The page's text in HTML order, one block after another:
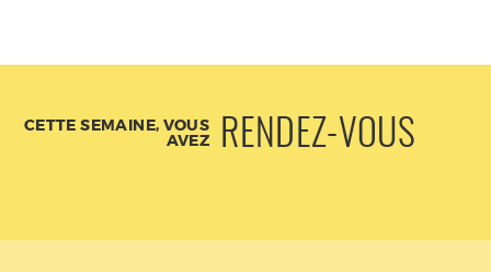
CETTE SEMAINE, VOUS
AVEZ RENDEZ-VOUS